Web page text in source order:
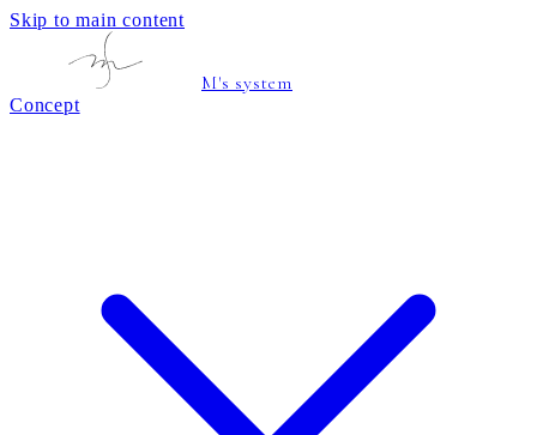
Skip to main content
M's system
Concept